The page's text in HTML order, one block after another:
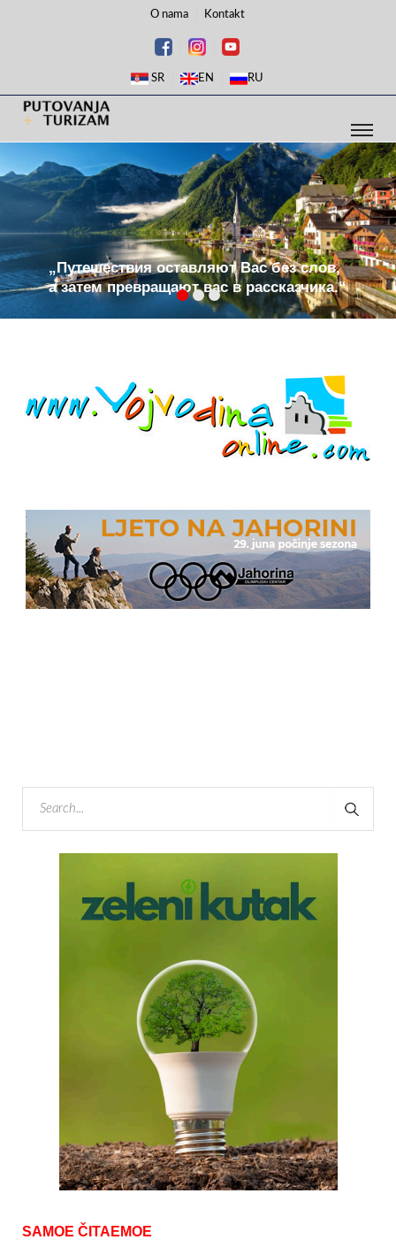
O nama Kontakt
SR EN RU
„Путешествия оставляют Вас без слов,
а затем превращают вас в рассказчика.“
SAMOE ČITAEMOE